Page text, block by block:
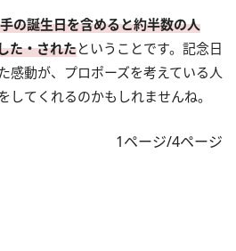
の誕生日を含めると約半数の人
た・されたということです。記念日
感動が、プロポーズを考えている人
してくれるのかもしれませんね。
1ページ/4ページ